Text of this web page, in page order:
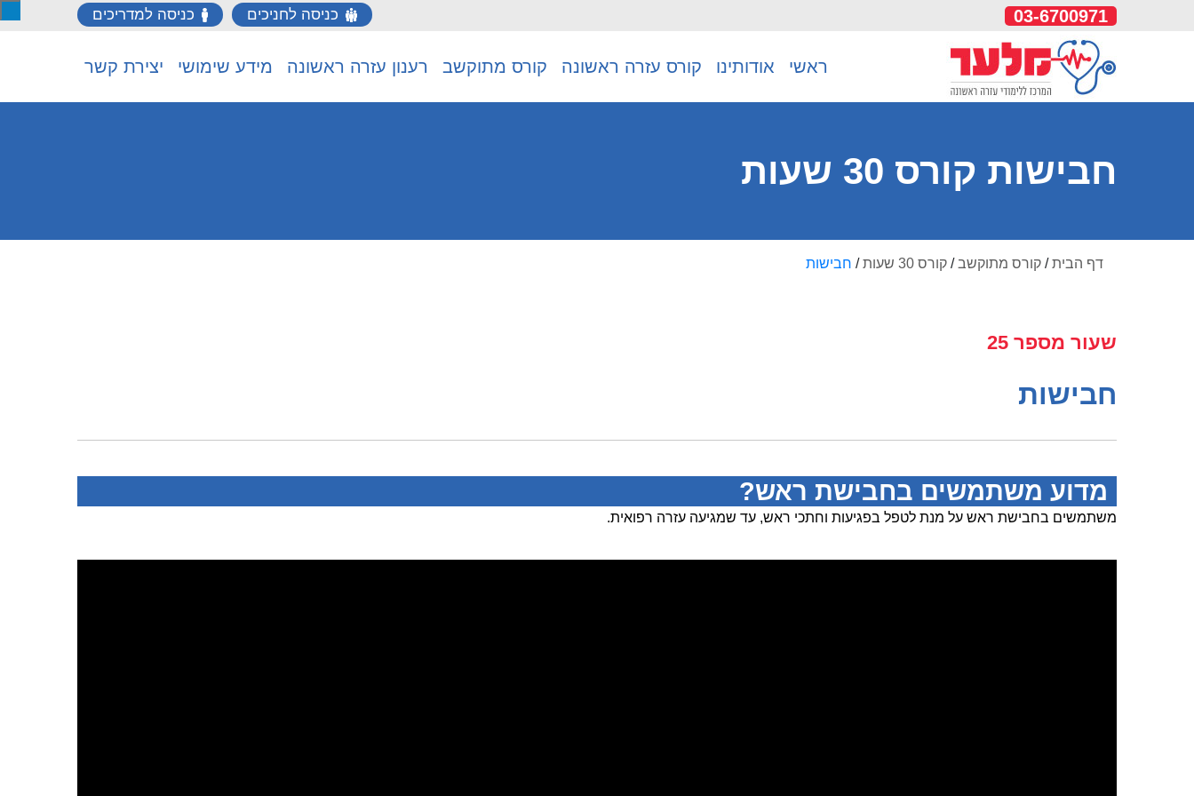
03-6700971 כניסה לחניכים כניסה למדריכים
ראשי אודותינו קורס עזרה ראשונה קורס מתוקשב רענון עזרה ראשונה מידע שימושי יצירת קשר
חבישות קורס 30 שעות
דף הבית/ קורס מתוקשב / קורס 30 שעות / חבישות
שעור מספר 25
חבישות
מדוע משתמשים בחבישת ראש?
משתמשים בחבישת ראש על מנת לטפל בפגיעות וחתכי ראש, עד שמגיעה עזרה רפואית.